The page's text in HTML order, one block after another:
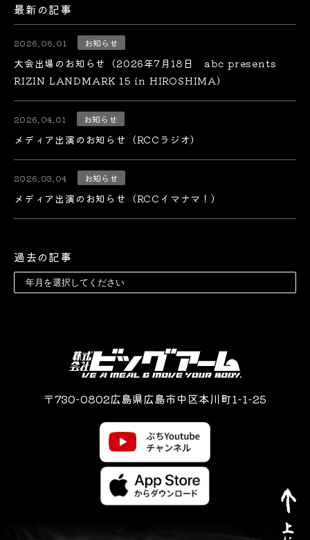
最新の記事
2026.06.01 お知らせ
大会出場のお知らせ（2026年7月18日 abc presents
RIZIN LANDMARK 15 in HIROSHIMA）
2026.04.01 お知らせ
メディア出演のお知らせ（RCCラジオ）
2026.03.04 お知らせ
メディア出演のお知らせ（RCCイマナマ！）
過去の記事
〒730-0802広島県広島市中区本川町1-1-25